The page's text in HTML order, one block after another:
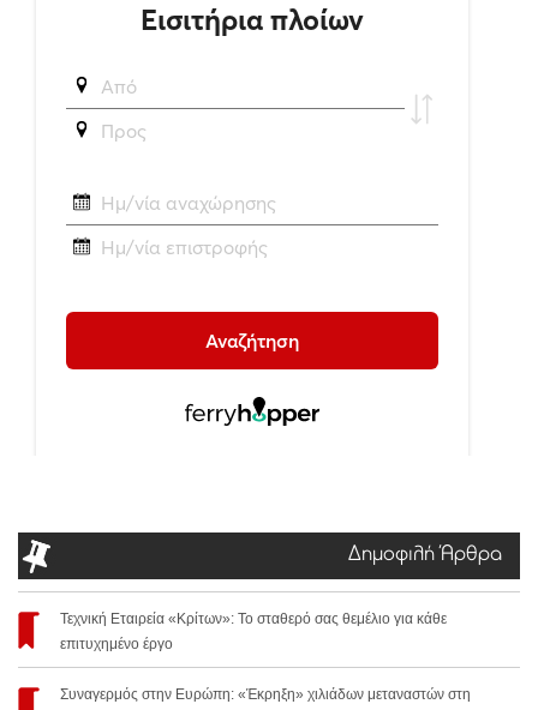
Δημοφιλή Άρθρα
Τεχνική Εταιρεία «Κρίτων»: Το σταθερό σας θεμέλιο για κάθε
επιτυχημένο έργο
Συναγερμός στην Ευρώπη: «Έκρηξη» χιλιάδων μεταναστών στη